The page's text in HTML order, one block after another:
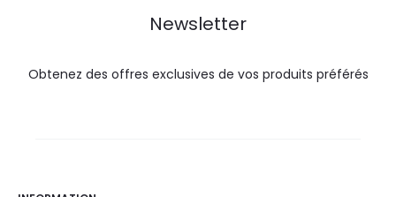
Newsletter
Obtenez des offres exclusives de vos produits préférés